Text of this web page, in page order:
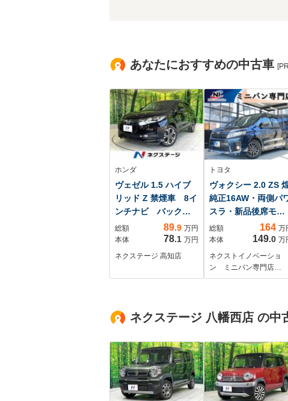
あなたにおすすめの中古車
ホンダ
ヴェゼル 1.5 ハイブ
リッド Z 禁煙車 8イ
ンチナビ バックカ
メラ 衝突軽減装
置 シートヒータ
ー スマートキー
ETC Bluetooth再
ーズコントロール
総額 89.9 万円
本体
78.1 万円
ネクステージ 高知店
トヨタ
ヴォクシー 2.0 ZS
純正16AW・両側パ
スラ・新品後席モニ
ター・純正9型ナビ
ブルートゥース・フ
ルセグTV・バックカ
メラ・ビルトイン
ETC・リアサンシェ
ッドランプ・スペア
機・
総額 164 万
本体
149.0 万
ネクストイノベーショ
ン ミニバン専門店…
ネクステージ 八幡西店 の中